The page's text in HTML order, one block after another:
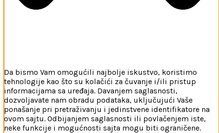
Da bismo Vam omogućili najbolje iskustvo, koristimo
tehnologije kao što su kolačići za čuvanje i/ili pristup
informacijama sa uređaja. Davanjem saglasnosti,
dozvoljavate nam obradu podataka, uključujući Vaše
ponašanje pri pretraživanju i jedinstvene identifikatore na
ovom sajtu. Odbijanjem saglasnosti ili povlačenjem iste,
neke funkcije i mogućnosti sajta mogu biti ograničene.